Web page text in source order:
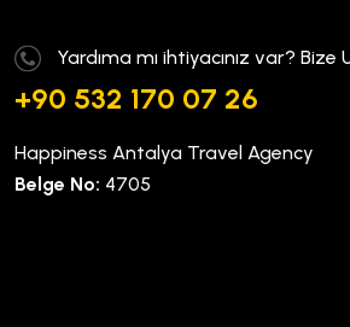
Yardıma mı ihtiyacınız var? Bize
+90 532 170 07 26
Happiness Antalya Travel Agency
Belge No: 4705